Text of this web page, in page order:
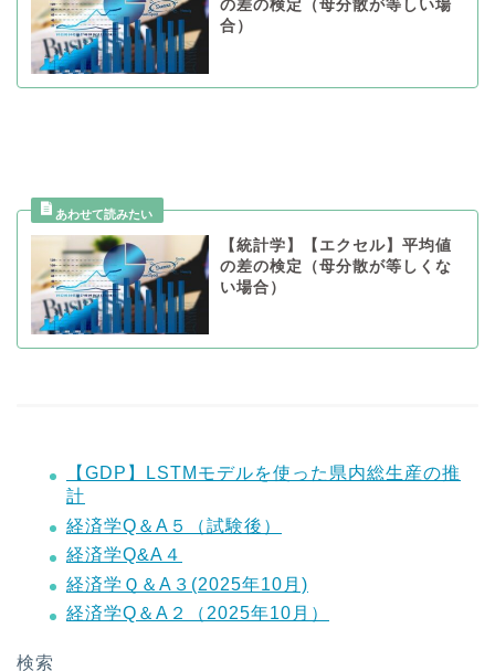
の差の検定（母分散が等しい場
合）
【統計学】【エクセル】平均値
の差の検定（母分散が等しくな
い場合）
【GDP】LSTMモデルを使った県内総生産の推
計
経済学Q＆A５（試験後）
経済学Q&A４
経済学Ｑ＆A３(2025年10月)
経済学Q＆A２（2025年10月）
検索